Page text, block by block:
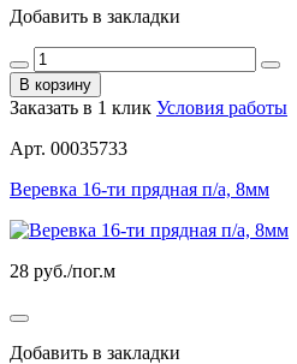
Добавить в закладки
В корзину
Заказать в 1 клик Условия работы
Арт. 00035733
Веревка 16-ти прядная п/а, 8мм
28 руб./пог.м
Добавить в закладки